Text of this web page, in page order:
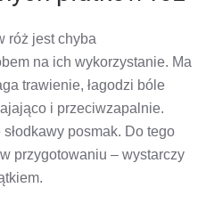
róż jest chyba
na ich wykorzystanie. Ma
trawienie, łagodzi bóle
i przeciwzapalnie.
posmak. Do tego
przygotowaniu – wystarczy